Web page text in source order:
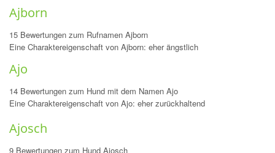
Ajborn
15 Bewertungen zum Rufnamen Ajborn
Eine Charaktereigenschaft von Ajborn: eher ängstlich
Ajo
14 Bewertungen zum Hund mit dem Namen Ajo
Eine Charaktereigenschaft von Ajo: eher zurückhaltend
Ajosch
9 Bewertungen zum Hund Ajosch